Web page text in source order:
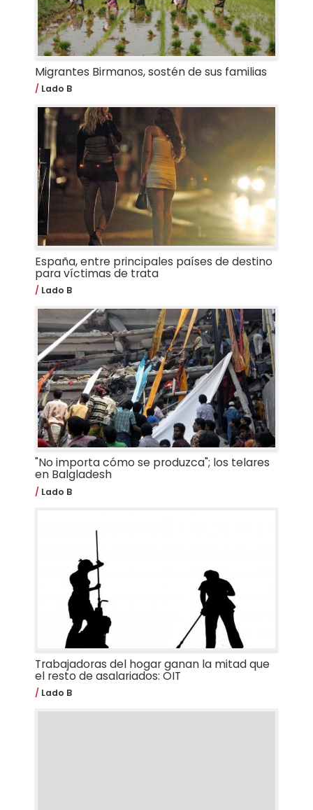
Migrantes Birmanos, sostén de sus familias
Lado B
España, entre principales países de destino
para víctimas de trata
Lado B
"No importa cómo se produzca"; los telares
en Balgladesh
Lado B
Trabajadoras del hogar ganan la mitad que
el resto de asalariados: OIT
Lado B